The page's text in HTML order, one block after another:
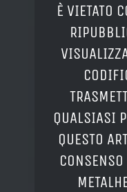
È VIETATO
QUALSIASI
QUESTO